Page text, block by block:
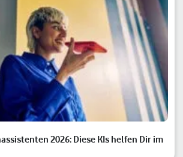
2026: Diese KIs helfen Dir im